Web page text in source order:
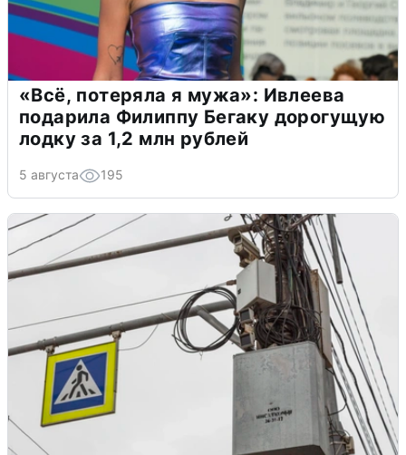
«Всё, потеряла я мужа»: Ивлеева
подарила Филиппу Бегаку дорогущую
лодку за 1,2 млн рублей
5 августа 195